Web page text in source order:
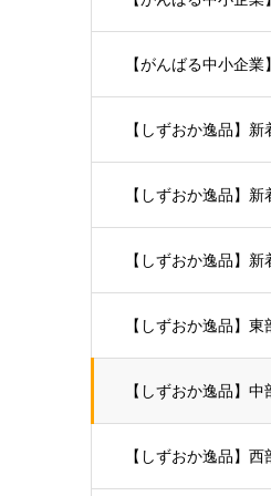
【がんばる中小企業】
【しずおか逸品】
【しずおか逸品】新
【しずおか逸品】新
【しずおか逸品】東
【しずおか逸品】中
【しずおか逸品】西